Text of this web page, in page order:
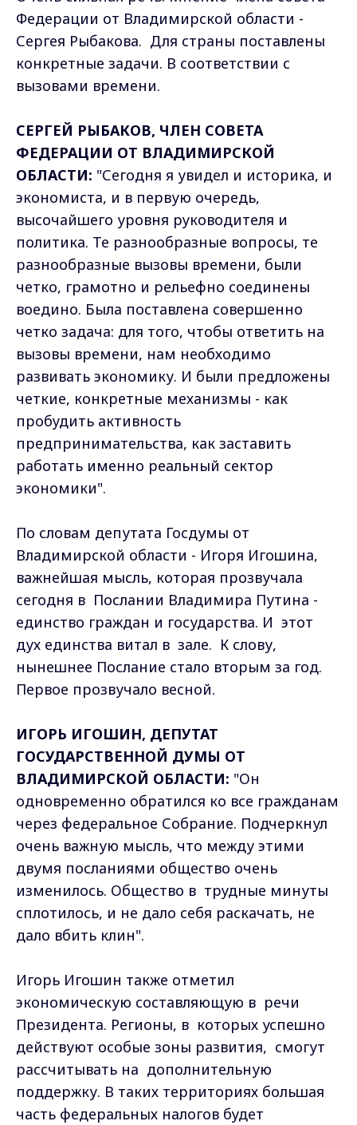
Федерации от Владимирской области -
Сергея Рыбакова. Для страны поставлены
конкретные задачи. В соответствии с
вызовами времени.
СЕРГЕЙ РЫБАКОВ, ЧЛЕН СОВЕТА
ФЕДЕРАЦИИ ОТ ВЛАДИМИРСКОЙ
ОБЛАСТИ: "Сегодня я увидел и историка, и
экономиста, и в первую очередь,
высочайшего уровня руководителя и
политика. Те разнообразные вопросы, те
разнообразные вызовы времени, были
четко, грамотно и рельефно соединены
воедино. Была поставлена совершенно
четко задача: для того, чтобы ответить на
вызовы времени, нам необходимо
развивать экономику. И были предложены
четкие, конкретные механизмы - как
пробудить активность
предпринимательства, как заставить
работать именно реальный сектор
экономики".
По словам депутата Госдумы от
Владимирской области - Игоря Игошина,
важнейшая мысль, которая прозвучала
сегодня в Послании Владимира Путина -
единство граждан и государства. И этот
дух единства витал в зале. К слову,
нынешнее Послание стало вторым за год.
Первое прозвучало весной.
ИГОРЬ ИГОШИН, ДЕПУТАТ
ГОСУДАРСТВЕННОЙ ДУМЫ ОТ
ВЛАДИМИРСКОЙ ОБЛАСТИ: "Он
одновременно обратился ко все гражданам
через федеральное Собрание. Подчеркнул
очень важную мысль, что между этими
двумя посланиями общество очень
изменилось. Общество в трудные минуты
сплотилось, и не дало себя раскачать, не
дало вбить клин".
Игорь Игошин также отметил
экономическую составляющую в речи
Президента. Регионы, в которых успешно
действуют особые зоны развития, смогут
рассчитывать на дополнительную
поддержку. В таких территориях большая
часть федеральных налогов будет